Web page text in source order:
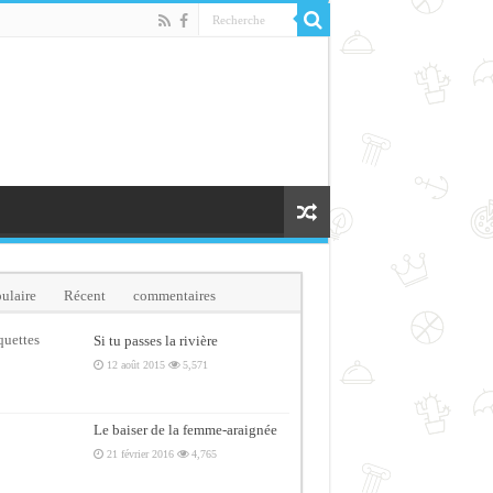
Récent commentaires
Si tu passes la rivière
12 août 2015 5,571
Le baiser de la femme-araignée
21 février 2016 4,765